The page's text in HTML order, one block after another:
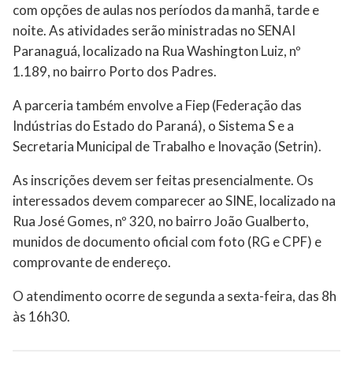
com opções de aulas nos períodos da manhã, tarde e
noite. As atividades serão ministradas no SENAI
Paranaguá, localizado na Rua Washington Luiz, nº
1.189, no bairro Porto dos Padres.
A parceria também envolve a Fiep (Federação das
Indústrias do Estado do Paraná), o Sistema S e a
Secretaria Municipal de Trabalho e Inovação (Setrin).
As inscrições devem ser feitas presencialmente. Os
interessados devem comparecer ao SINE, localizado na
Rua José Gomes, nº 320, no bairro João Gualberto,
munidos de documento oficial com foto (RG e CPF) e
comprovante de endereço.
O atendimento ocorre de segunda a sexta-feira, das 8h
às 16h30.